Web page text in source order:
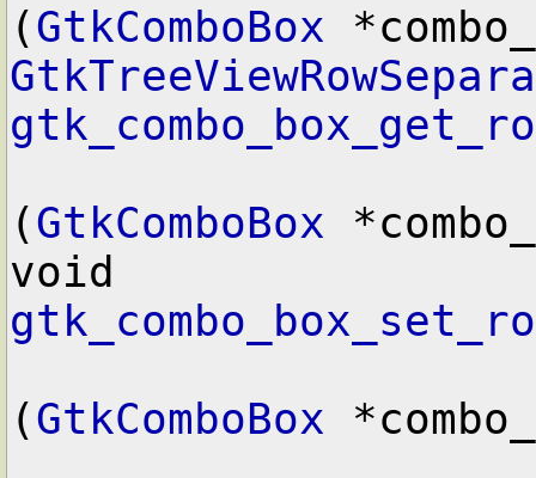
(GtkComboBox
(GtkComboBox
(GtkComboBox